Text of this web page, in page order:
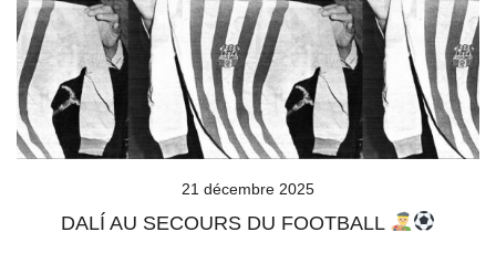
21 décembre 2025
DALÍ AU SECOURS DU FOOTBALL